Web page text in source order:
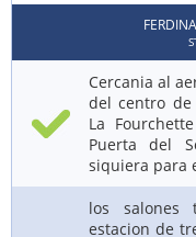
Cercania al
del centro de
La
Puerta del
siquiera para
los salones
estacion de